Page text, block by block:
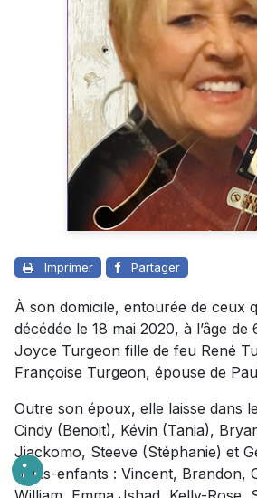
Imprimer Partager
À son domicile, entourée de ceux
décédée le 18 mai 2020, à l’âge de
Joyce Turgeon fille de feu René
Françoise Turgeon, épouse de
Outre son époux, elle laisse dans
Cindy (Benoit), Kévin (Tania),
Jiackomo, Steeve (Stéphanie) et
petits-enfants : Vincent, Brandon,